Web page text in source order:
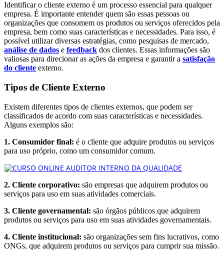
Identificar o cliente externo é um processo essencial para qualquer
empresa. É importante entender quem são essas pessoas ou
organizações que consomem os produtos ou serviços oferecidos pela
empresa, bem como suas características e necessidades. Para isso, é
possível utilizar diversas estratégias, como pesquisas de mercado,
análise de dados e feedback dos clientes. Essas informações são
valiosas para direcionar as ações da empresa e garantir a satisfação
do cliente externo.
Tipos de Cliente Externo
Existem diferentes tipos de clientes externos, que podem ser
classificados de acordo com suas características e necessidades.
Alguns exemplos são:
1. Consumidor final: é o cliente que adquire produtos ou serviços
para uso próprio, como um consumidor comum.
2. Cliente corporativo: são empresas que adquirem produtos ou
serviços para uso em suas atividades comerciais.
3. Cliente governamental: são órgãos públicos que adquirem
produtos ou serviços para uso em suas atividades governamentais.
4. Cliente institucional: são organizações sem fins lucrativos, como
ONGs, que adquirem produtos ou serviços para cumprir sua missão.